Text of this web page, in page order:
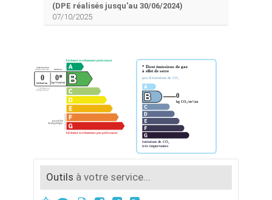
(DPE réalisés jusqu'au 30/06/2024)
07/10/2025
Outils à votre service...